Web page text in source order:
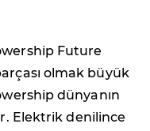
Future
olmak büyük
dünyanın
Elektrik denilince